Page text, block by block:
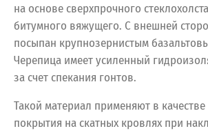
на основе сверхпрочного
битумного вяжущего. С внешней
посыпан крупнозернистым
Черепица имеет усиленный
за счет спекания гонтов.
Такой материал применяют в
покрытия на скатных кровлях при